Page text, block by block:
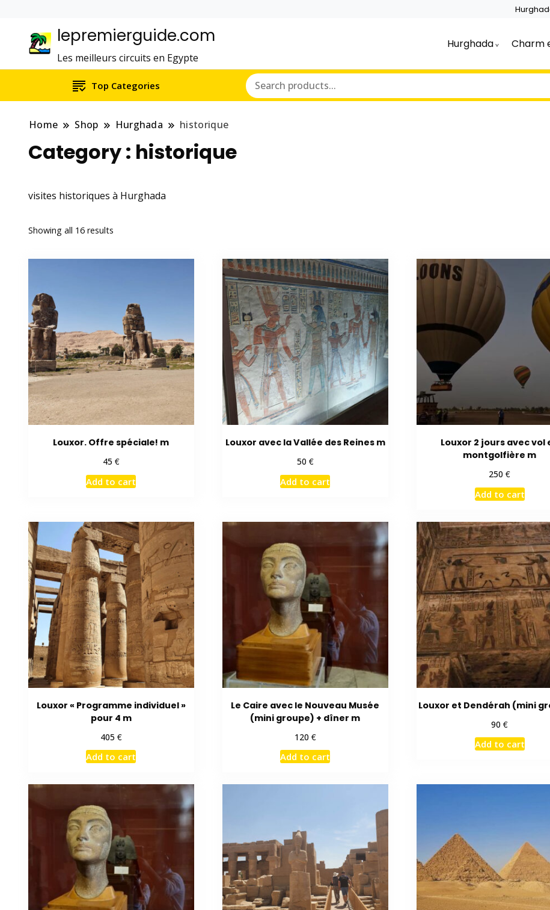
lepremierguide.com
Les meilleurs circuits en Egypte
Hurghada Charm
Top Categories
Home Shop Hurghada historique
Category : historique
visites historiques à Hurghada
Showing all 16 results
Louxor. Offre spéciale! m
45 €
Add to cart
Louxor avec la Vallée des Reines m
50 €
Add to cart
Louxor 2 jours avec vol
montgolfière m
250€
Add to cart
Louxor « Programme individuel »
pour 4 m
405 €
Add to cart
Le Caire avec le Nouveau Musée
(mini groupe) + dîner m
120 €
Add to cart
Louxor et Dendérah (mini
90€
Add to cart